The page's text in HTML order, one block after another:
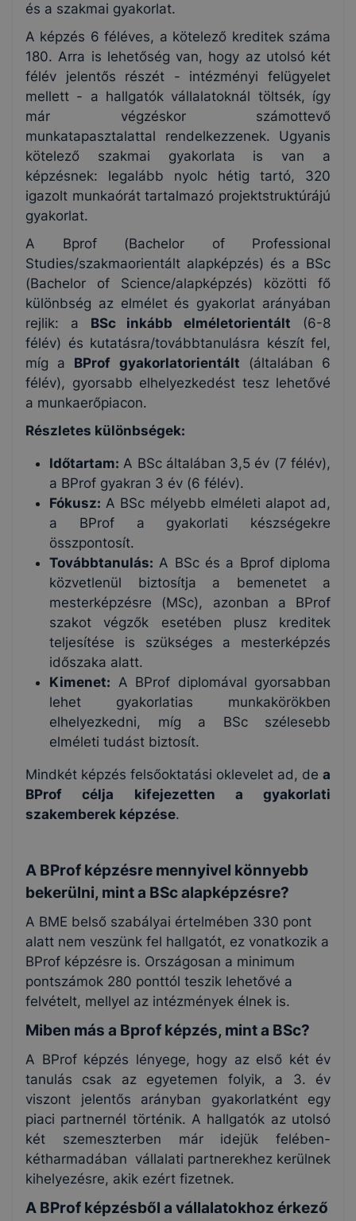
és a szakmai gyakorlat.
A képzés 6 féléves, a kötelező kreditek száma
180. Arra is lehetőség van, hogy az utolsó két
félév jelentős részét - intézményi felügyelet
mellett - a hallgatók vállalatoknál töltsék, így
már végzéskor számottevő
munkatapasztalattal rendelkezzenek. Ugyanis
kötelező szakmai gyakorlata is van a
képzésnek: legalább nyolc hétig tartó, 320
igazolt munkaórát tartalmazó projektstruktúrájú
gyakorlat.
A Bprof (Bachelor of Professional
Studies/szakmaorientált alapképzés) és a BSc
(Bachelor of Science/alapképzés) közötti fő
különbség az elmélet és gyakorlat arányában
rejlik: a BSc inkább elméletorientált (6-8
félév) és kutatásra/továbbtanulásra készít fel,
míg a BProf gyakorlatorientált (általában 6
félév), gyorsabb elhelyezkedést tesz lehetővé
a munkaerőpiacon.
Részletes különbségek:
Időtartam: A BSc általában 3,5 év (7 félév),
a BProf gyakran 3 év (6 félév).
Fókusz: A BSc mélyebb elméleti alapot ad,
a BProf a gyakorlati készségekre
összpontosít.
Továbbtanulás: A BSc és a Bprof diploma
közvetlenül biztosítja a bemenetet a
mesterképzésre (MSc), azonban a BProf
szakot végzők esetében plusz kreditek
teljesítése is szükséges a mesterképzés
időszaka alatt.
Kimenet: A BProf diplomával gyorsabban
lehet gyakorlatias munkakörökben
elhelyezkedni, míg a BSc szélesebb
elméleti tudást biztosít.
Mindkét képzés felsőoktatási oklevelet ad, de a
BProf célja kifejezetten a gyakorlati
szakemberek képzése.
A BProf képzésre mennyivel könnyebb
bekerülni, mint a BSc alapképzésre?
A BME belső szabályai értelmében 330 pont
alatt nem veszünk fel hallgatót, ez vonatkozik a
BProf képzésre is. Országosan a minimum
pontszámok 280 ponttól teszik lehetővé a
felvételt, mellyel az intézmények élnek is.
Miben más a Bprof képzés, mint a BSc?
A BProf képzés lényege, hogy az első két év
tanulás csak az egyetemen folyik, a 3. év
viszont jelentős arányban gyakorlatként egy
piaci partnernél történik. A hallgatók az utolsó
két szemeszterben már idejük felében-
kétharmadában vállalati partnerekhez kerülnek
kihelyezésre, akik ezért fizetnek.
A BProf képzésből a vállalatokhoz érkező